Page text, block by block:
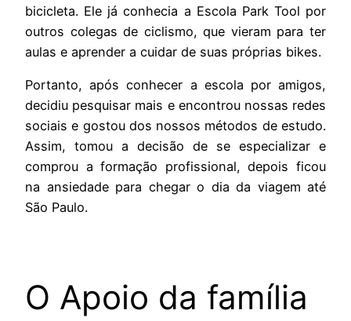
bicicleta. Ele já conhecia a Escola Park Tool por
outros colegas de ciclismo, que vieram para ter
aulas e aprender a cuidar de suas próprias bikes.
Portanto, após conhecer a escola por amigos,
decidiu pesquisar mais e encontrou nossas redes
sociais e gostou dos nossos métodos de estudo.
Assim, tomou a decisão de se especializar e
comprou a formação profissional, depois ficou
na ansiedade para chegar o dia da viagem até
São Paulo.
O Apoio da família